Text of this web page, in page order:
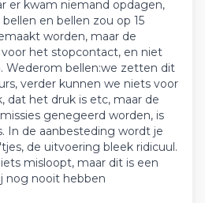
er kwam niemand opdagen,
en bellen zou op 15
worden, maar de
het stopcontact, en niet
Wederom bellen:we zetten dit
verder kunnen we niets voor
dat het druk is etc, maar de
genegeerd worden, is
In de aanbesteding wordt je
de uitvoering bleek ridicuul.
misloopt, maar dit is een
nog nooit hebben